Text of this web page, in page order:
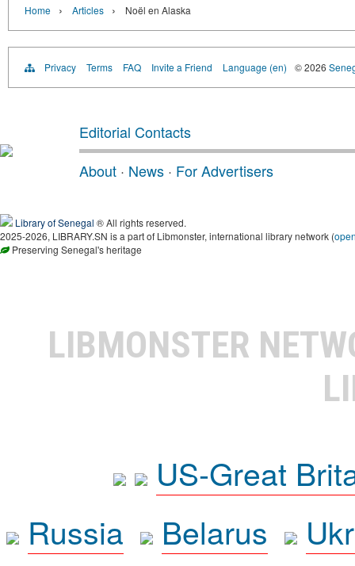
Home › Articles › Noël en Alaska
Privacy Terms FAQ Invite a Friend Language (en) © 2026
Editorial Contacts
About · News · For Advertisers
Library of Senegal ® All rights reserved.
2025-2026, LIBRARY.SN is a part of Libmonster, international library network (
Preserving Senegal's heritage
LIBMONSTER
US-Great
Russia
Belarus